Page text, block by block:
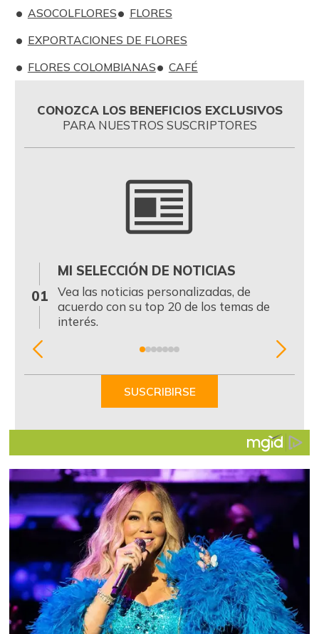
ASOCOLFLORES
FLORES
EXPORTACIONES DE FLORES
FLORES COLOMBIANAS
CAFÉ
CONOZCA LOS BENEFICIOS EXCLUSIVOS
PARA NUESTROS SUSCRIPTORES
01
MI SELECCIÓN DE NOTICIAS
Vea las noticias personalizadas, de
acuerdo con su top 20 de los temas de
interés.
Item
SUSCRIBIRSE